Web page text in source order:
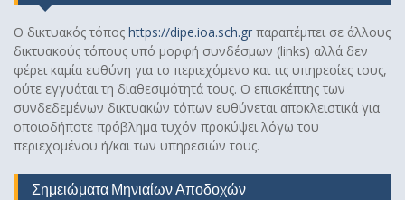
Ο δικτυακός τόπος https://dipe.ioa.sch.gr παραπέμπει σε άλλους
δικτυακούς τόπους υπό μορφή συνδέσμων (links) αλλά δεν
φέρει καμία ευθύνη για το περιεχόμενο και τις υπηρεσίες τους,
ούτε εγγυάται τη διαθεσιμότητά τους. Ο επισκέπτης των
συνδεδεμένων δικτυακών τόπων ευθύνεται αποκλειστικά για
οποιοδήποτε πρόβλημα τυχόν προκύψει λόγω του
περιεχομένου ή/και των υπηρεσιών τους.
Σημειώματα Μηνιαίων Αποδοχών